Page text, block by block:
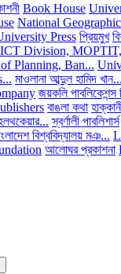
Book House
National Geographic
Press প্রিয়মুখ
ICT Division,
Planning, Ban...
মাওলানা আব্দুল হামিদ খান...
জয়কলি পাবলিকেশন্স
বাঙলা কথা
স্বর্ণালী পাবলিশার্স
বিশ্ববিদ্যালয় মঞ...
আলোঘর প্রকাশনা